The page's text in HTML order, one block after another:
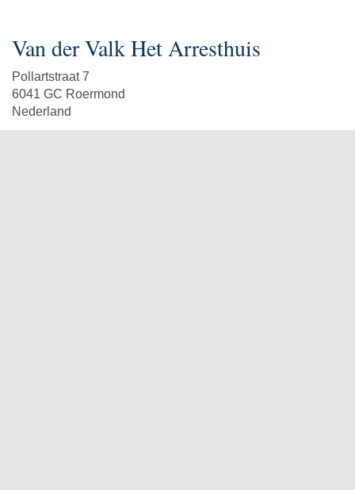
Van der Valk Het Arresthuis
Pollartstraat 7
6041 GC Roermond
Nederland